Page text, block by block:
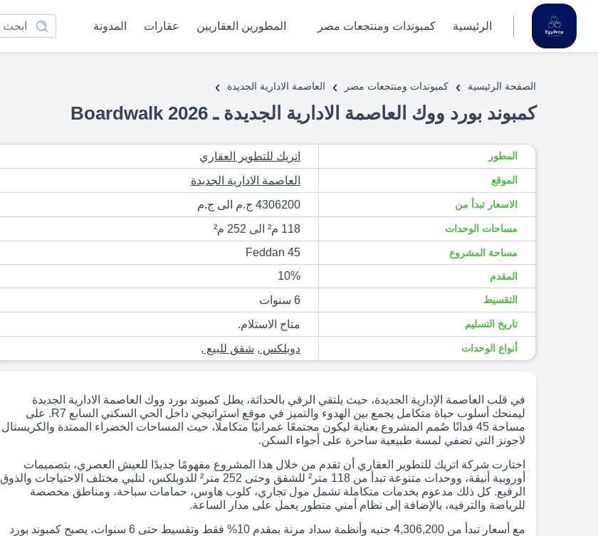
الرئيسية كمبوندات ومنتجعات مصر المطورين العقاريين عقارات المدونة
الصفحة الرئيسية › كمبوندات ومنتجعات مصر › العاصمة الادارية الجديدة ›
كمبوند بورد ووك العاصمة الادارية الجديدة ـ 2026 Boardwalk
المطور اتريك للتطوير العقاري
الموقع العاصمة الادارية الجديدة
الاسعار تبدأ من 4306200 ج.م الى ج.م
مساحات الوحدات 118 م² الى 252 م²
مساحة المشروع 45 Feddan
المقدم 10%
التقسيط 6 سنوات
تاريخ التسليم متاح الاستلام.
أنواع الوحدات دوبلكس , شقق للبيع ,
في قلب العاصمة الإدارية الجديدة، حيث يلتقي الرقي بالحداثة، يطل كمبوند بورد ووك العاصمة الادارية الجديدة
ليمنحك أسلوب حياة متكامل يجمع بين الهدوء والتميز في موقع استراتيجي داخل الحي السكني السابع R7. على
مساحة 45 فدانًا صُمم المشروع بعناية ليكون مجتمعًا عمرانيًا متكاملًا، حيث المساحات الخضراء الممتدة والكريستال
لاجونز التي تضفي لمسة طبيعية ساحرة على أجواء السكن.
اختارت شركة اتريك للتطوير العقاري أن تقدم من خلال هذا المشروع مفهومًا جديدًا للعيش العصري، بتصميمات
أوروبية أنيقة، ووحدات متنوعة تبدأ من 118 متر² للشقق وحتى 252 متر² للدوبلكس، لتلبي مختلف الاحتياجات والذوق
الرفيع. كل ذلك مدعوم بخدمات متكاملة تشمل مول تجاري، كلوب هاوس، حمامات سباحة، ومناطق مخصصة
للرياضة والترفيه، بالإضافة إلى نظام أمني متطور يعمل على مدار الساعة.
مع أسعار تبدأ من 4,306,200 جنيه وأنظمة سداد مرنة بمقدم 10% فقط وتقسيط حتى 6 سنوات، يصبح كمبوند بورد